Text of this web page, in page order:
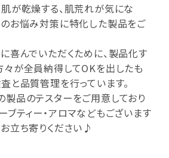
が乾燥する、肌荒れが気にな
お悩み対策に特化した製品をご
喜んでいただくために、製品化す
々が全員納得してOKを出したも
と品質管理を行っています。
品のテスターをご用意しており
ブティー・アロマなどもございます
立ち寄りください♪